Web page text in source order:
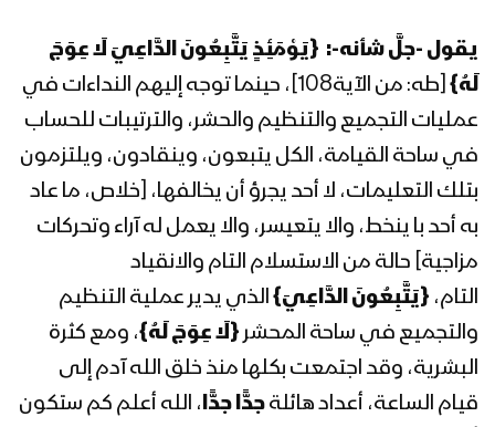
كلمة قائد الثورة السيد عبدالملك بدرالدين
الحوثي خلال لقاء موسع استقبالا لشهر
رمضان المبارك 1443هـ
المحاضرة الرمضانية الثامنة والعشرون
للسيد عبدالملك بدرالدين الحوثي 30
رمضان 1442هـ
المحاضرة الرمضانية السابعة والعشرون
رمضان 1442هـ
المحاضرة الرمضانية السادسة والعشرون
يقول -جلَّ شأنه-: {يَوْمَئِذٍ يَتَّبِعُونَ الدَّاعِيَ لَا عِوَجَ
لَهُ}
[طه: من الآية108]، حينما توجه إليهم النداءات في
عمليات التجميع والتنظيم والحشر، والترتيبات للحساب
في ساحة القيامة، الكل يتبعون، وينقادون، ويلتزمون
بتلك التعليمات، لا أحد يجرؤ أن يخالفها، [خلاص، ما عاد
به أحد با ينخط، والا يتعيسر، والا يعمل له آراء وتحركات
مزاجية] حالة من الاستسلام التام والانقياد
التام، {يَتَّبِعُونَ الدَّاعِيَ} الذي يدير عملية التنظيم
والتجميع في ساحة المحشر {لَا عِوَجَ لَهُ}، ومع كثرة
البشرية، وقد اجتمعت بكلها منذ خلق الله آدم إلى
قيام الساعة، أعداد هائلة جدًّا جدًّا، الله أعلم كم ستكون